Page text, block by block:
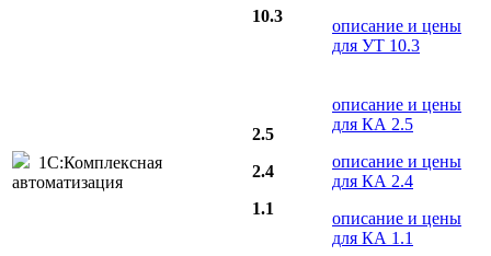
10.3
описание и цены
для УТ 10.3
1С:Комплексная
автоматизация
2.5
2.4
1.1
описание и цены
для КА 2.5
описание и цены
для КА 2.4
описание и цены
для КА 1.1